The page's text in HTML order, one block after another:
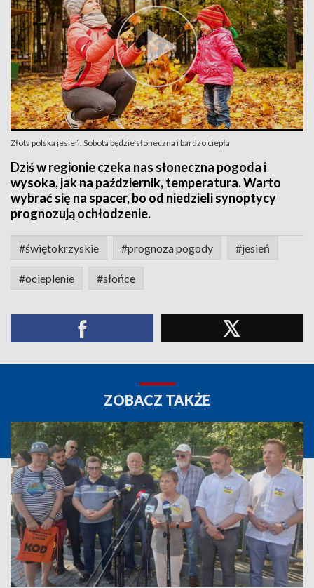
Złota polska jesień. Sobota będzie słoneczna i bardzo ciepła
Dziś w regionie czeka nas słoneczna pogoda i
wysoka, jak na październik, temperatura. Warto
wybrać się na spacer, bo od niedzieli synoptycy
prognozują ochłodzenie.
#świętokrzyskie #prognoza pogody #jesień
#ocieplenie #słońce
ZOBACZ TAKŻE